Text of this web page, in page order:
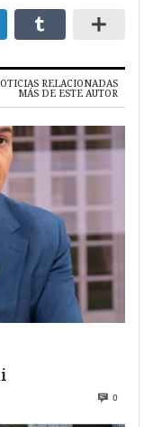
RELACIONADAS
MÁS DE ESTE AUTOR
0